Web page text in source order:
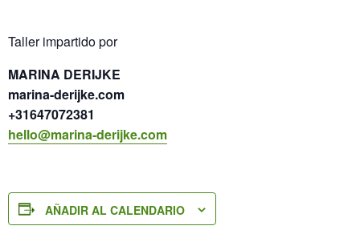
Taller impartido por
MARINA DERIJKE
marina-derijke.com
+31647072381
hello@marina-derijke.com
AÑADIR AL CALENDARIO